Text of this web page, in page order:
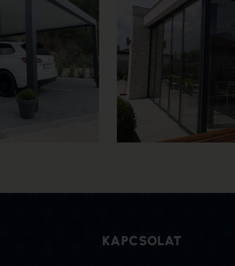
-
Tolható
keret nélküli
MEGTEKINTÉS
KAPCSOLAT